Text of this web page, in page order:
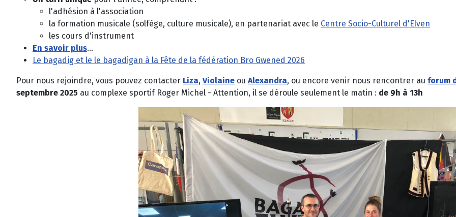
l'adhésion à l'association
la formation musicale (solfège, culture musicale), en partenariat avec le Centre Socio-Culturel d'Elven
les cours d'instrument
En savoir plus...
Le bagadig et le le bagadigan à la Fête de la fédération Bro Gwened 2026
Pour nous rejoindre, vous pouvez contacter Liza, Violaine ou Alexandra, ou encore venir nous rencontrer au forum
septembre 2025 au complexe sportif Roger Michel - Attention, il se déroule seulement le matin : de 9h à 13h